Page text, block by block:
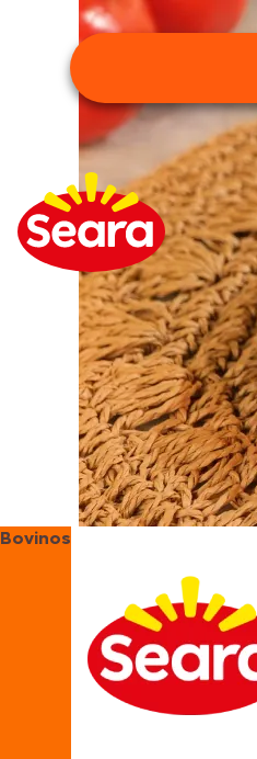
Bovinos